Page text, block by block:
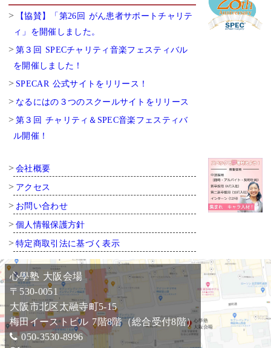
【協賛】「第26回 がん患者サポートチャリテ
ィ」を開催しました。
第３回 SPECチャリティ音楽フェスティバル
を開催しました！
SPECAR 公式サイトをリリース！
なるにはの３つのスクールサイトをリリース
第３回 チャリティ＆SPEC音楽フェスティバ
ル開催！
会社概要
アクセス
お問い合わせ
個人情報保護方針
特定商取引法に基づく表示
心學塾 大阪会場
〒530-0051
大阪市北区太融寺町5-15
梅田イーストビル 7階8階（総合受付8階）
050-3530-8996